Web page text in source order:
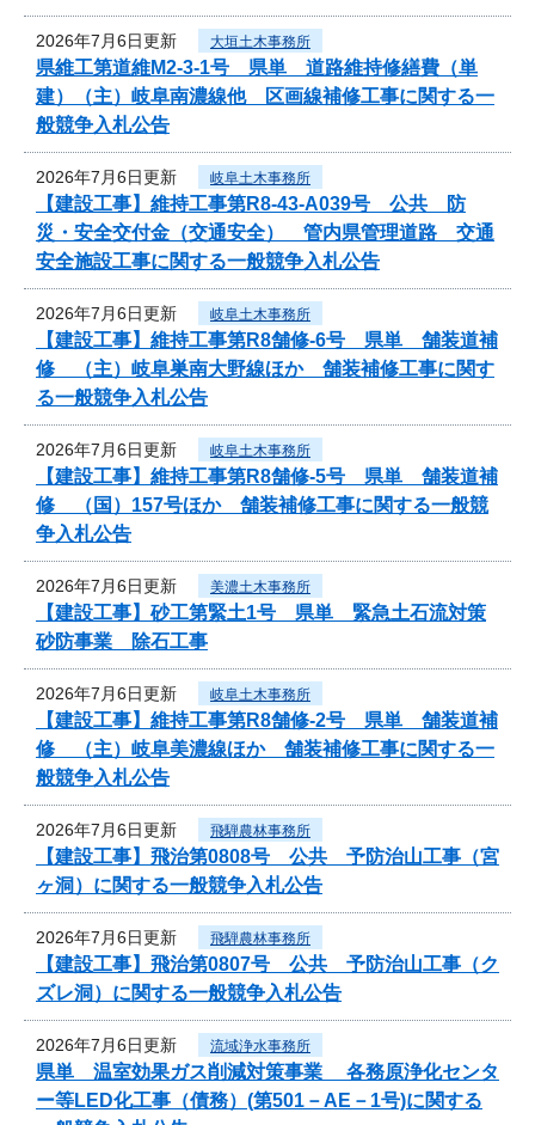
2026年7月6日更新 大垣土木事務所
県維工第道維M2-3-1号 県単 道路維持修繕費（単
建）（主）岐阜南濃線他 区画線補修工事に関する一
般競争入札公告
2026年7月6日更新 岐阜土木事務所
【建設工事】維持工事第R8-43-A039号 公共 防
災・安全交付金（交通安全） 管内県管理道路 交通
安全施設工事に関する一般競争入札公告
2026年7月6日更新 岐阜土木事務所
【建設工事】維持工事第R8舗修-6号 県単 舗装道補
修 （主）岐阜巣南大野線ほか 舗装補修工事に関す
る一般競争入札公告
2026年7月6日更新 岐阜土木事務所
【建設工事】維持工事第R8舗修-5号 県単 舗装道補
修 （国）157号ほか 舗装補修工事に関する一般競
争入札公告
2026年7月6日更新 美濃土木事務所
【建設工事】砂工第緊土1号 県単 緊急土石流対策
砂防事業 除石工事
2026年7月6日更新 岐阜土木事務所
【建設工事】維持工事第R8舗修-2号 県単 舗装道補
修 （主）岐阜美濃線ほか 舗装補修工事に関する一
般競争入札公告
2026年7月6日更新 飛騨農林事務所
【建設工事】飛治第0808号 公共 予防治山工事（宮
ヶ洞）に関する一般競争入札公告
2026年7月6日更新 飛騨農林事務所
【建設工事】飛治第0807号 公共 予防治山工事（ク
ズレ洞）に関する一般競争入札公告
2026年7月6日更新 流域浄水事務所
県単 温室効果ガス削減対策事業 各務原浄化センタ
ー等LED化工事（債務）(第501－AE－1号)に関する